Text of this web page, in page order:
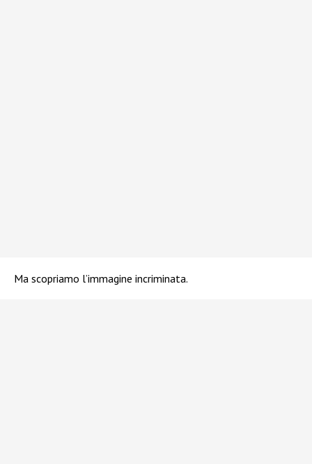
Ma scopriamo l’immagine incriminata.